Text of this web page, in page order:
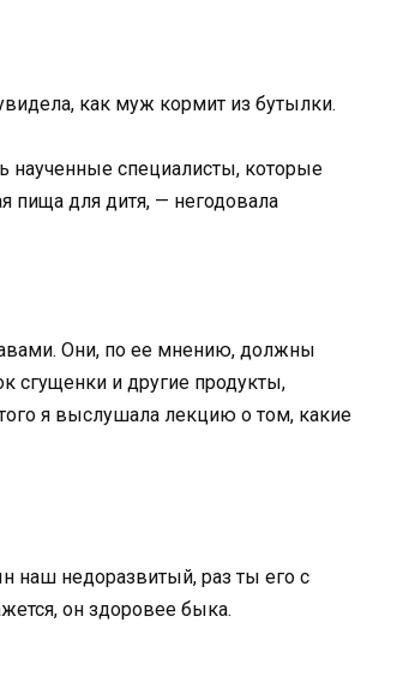
как муж кормит из бутылки.
наученные специалисты, которые
пища для дитя, — негодовала
Они, по ее мнению, должны
сгущенки и другие продукты,
я выслушала лекцию о том, какие
наш недоразвитый, раз ты его с
он здоровее быка.